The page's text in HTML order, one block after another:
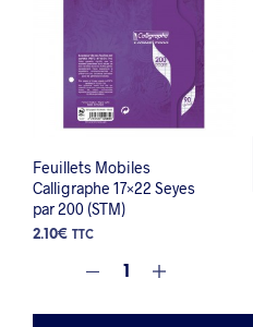
Feuillets Mobiles
Calligraphe 17×22 Seyes
par 200 (STM)
2.10€ TTC